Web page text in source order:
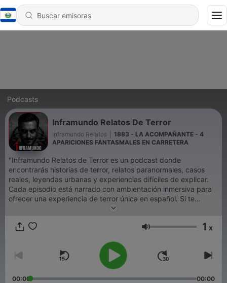
Podcasts
Inframundo Relatos De Terror
Inframundo Relatos
1883 - LA ACOMPAÑANTE - 4
APARICIONES FANTASMALES EN CARRETERA
"Inframundo Relatos de Terror es un podcast donde
encontrarás historias de terror, relatos paranormales, casos
reales, leyendas urbanas y experiencias difíciles de explicar.
Cada episodio está narrado con ambientación inmersiva para
ofrecer una experiencia de terror única en español. Si te
gustan los relatos de miedo, fantasmas, brujas, apariciones,
abandonados, este podcast es para ti. Nuevos episodios cada
de terminar de escucharlas." ✉️ Contacto:
inframundorelatos@gmail.com
Volumen 1 x
00:00 00:00